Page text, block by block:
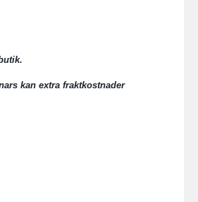
kan extra fraktkostnader